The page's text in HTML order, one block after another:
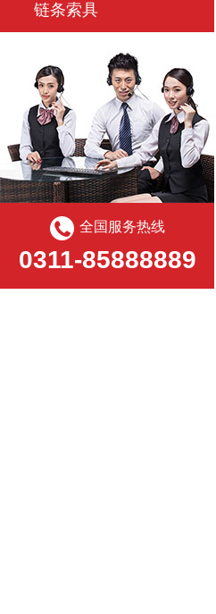
链条索具
全国服务热线
0311-85888889